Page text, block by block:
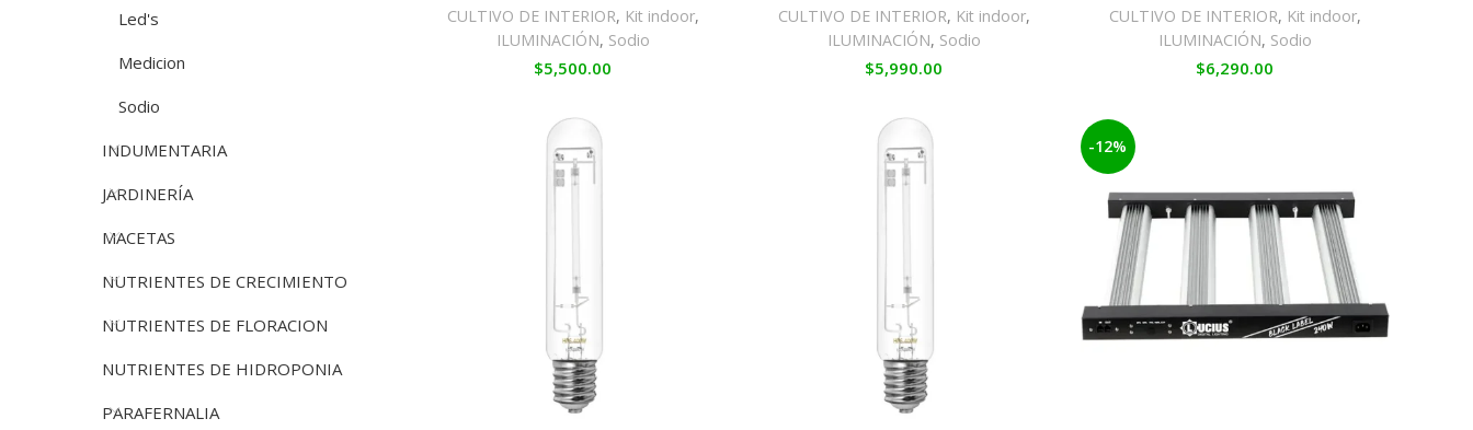
Led's
Medicion
Sodio
INDUMENTARIA
JARDINERÍA
MACETAS
NUTRIENTES DE CRECIMIENTO
NUTRIENTES DE FLORACION
NUTRIENTES DE HIDROPONIA
PARAFERNALIA
CULTIVO DE INTERIOR, Kit indoor,
ILUMINACIÓN, Sodio
$5,500.00
CULTIVO DE INTERIOR, Kit indoor,
ILUMINACIÓN, Sodio
$5,990.00
CULTIVO DE INTERIOR, Kit indoor,
ILUMINACIÓN, Sodio
$6,290.00
-12%